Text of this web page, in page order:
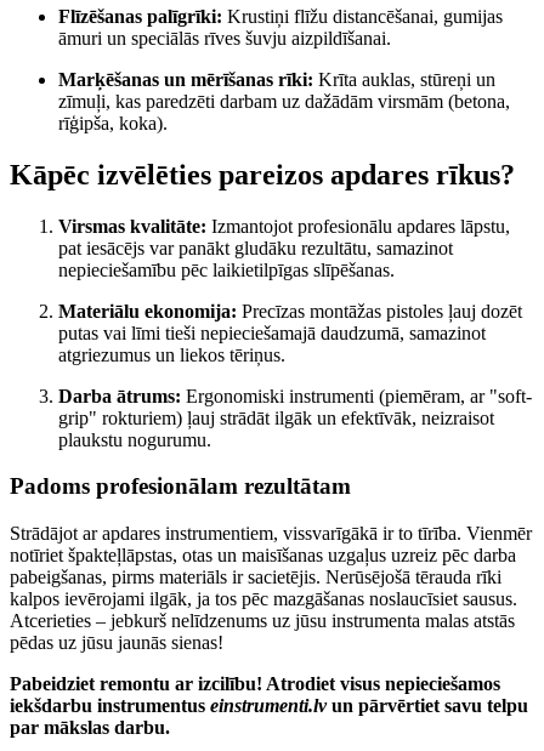
Flīzēšanas palīgrīki: Krustiņi flīžu distancēšanai, gumijas
āmuri un speciālās rīves šuvju aizpildīšanai.
Marķēšanas un mērīšanas rīki: Krīta auklas, stūreņi un
zīmuļi, kas paredzēti darbam uz dažādām virsmām (betona,
rīģipša, koka).
Kāpēc izvēlēties pareizos apdares rīkus?
Virsmas kvalitāte: Izmantojot profesionālu apdares lāpstu,
pat iesācējs var panākt gludāku rezultātu, samazinot
nepieciešamību pēc laikietilpīgas slīpēšanas.
Materiālu ekonomija: Precīzas montāžas pistoles ļauj dozēt
putas vai līmi tieši nepieciešamajā daudzumā, samazinot
atgriezumus un liekos tēriņus.
Darba ātrums: Ergonomiski instrumenti (piemēram, ar "soft-
grip" rokturiem) ļauj strādāt ilgāk un efektīvāk, neizraisot
plaukstu nogurumu.
Padoms profesionālam rezultātam
Strādājot ar apdares instrumentiem, vissvarīgākā ir to tīrība. Vienmēr
notīriet špakteļlāpstas, otas un maisīšanas uzgaļus uzreiz pēc darba
pabeigšanas, pirms materiāls ir sacietējis. Nerūsējošā tērauda rīki
kalpos ievērojami ilgāk, ja tos pēc mazgāšanas noslaucīsiet sausus.
Atcerieties – jebkurš nelīdzenums uz jūsu instrumenta malas atstās
pēdas uz jūsu jaunās sienas!
Pabeidziet remontu ar izcilību! Atrodiet visus nepieciešamos
iekšdarbu instrumentus einstrumenti.lvun pārvērtiet savu telpu
par mākslas darbu.